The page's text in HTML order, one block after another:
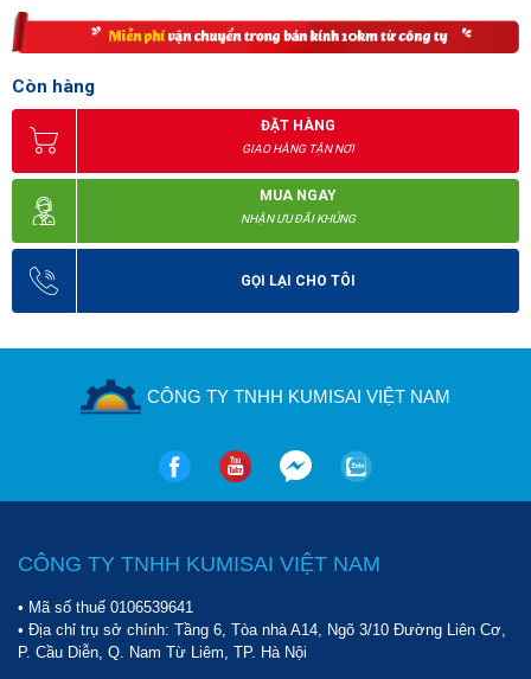
Còn hàng
ĐẶT HÀNG
GIAO HÀNG TẬN NƠI
MUA NGAY
NHẬN ƯU ĐÃI KHỦNG
GỌI LẠI CHO TÔI
CÔNG TY TNHH KUMISAI VIỆT NAM
CÔNG TY TNHH KUMISAI VIỆT NAM
• Mã số thuế 0106539641
• Địa chỉ trụ sở chính: Tầng 6, Tòa nhà A14, Ngõ 3/10 Đường Liên Cơ,
P. Cầu Diễn, Q. Nam Từ Liêm, TP. Hà Nội